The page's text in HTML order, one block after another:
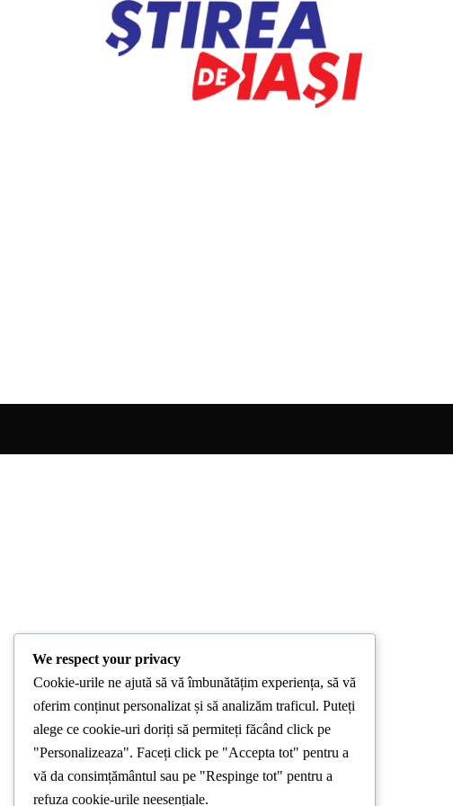
We respect your privacy
Cookie-urile ne ajută să vă îmbunătățim experiența, să vă
oferim conținut personalizat și să analizăm traficul. Puteți
alege ce cookie-uri doriți să permiteți făcând click pe
"Personalizeaza". Faceți click pe "Accepta tot" pentru a
vă da consimțământul sau pe "Respinge tot" pentru a
refuza cookie-urile neesențiale.